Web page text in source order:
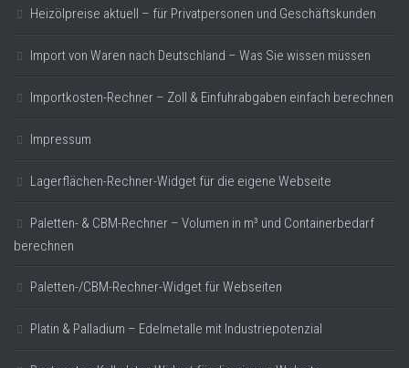
Heizölpreise aktuell – für Privatpersonen und Geschäftskunden
Import von Waren nach Deutschland – Was Sie wissen müssen
Importkosten-Rechner – Zoll & Einfuhrabgaben einfach berechnen
Impressum
Lagerflächen-Rechner-Widget für die eigene Webseite
Paletten- & CBM-Rechner – Volumen in m³ und Containerbedarf
berechnen
Paletten-/CBM-Rechner-Widget für Webseiten
Platin & Palladium – Edelmetalle mit Industriepotenzial